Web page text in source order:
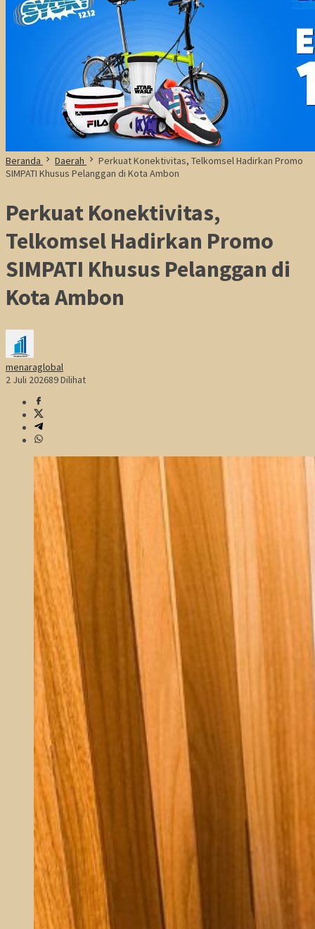
Beranda Daerah
Perkuat Konektivitas, Telkomsel Hadirkan Promo
SIMPATI Khusus Pelanggan di Kota Ambon
Perkuat Konektivitas,
Telkomsel Hadirkan Promo
SIMPATI Khusus Pelanggan di
Kota Ambon
menaraglobal
2 Juli 202689 Dilihat